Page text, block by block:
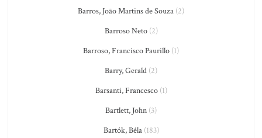
Barros, João Martins de Souza (2)
Barroso Neto(2)
Barroso, Francisco Paurillo (1)
Barry, Gerald (2)
Barsanti, Francesco(1)
Bartlett, John (3)
Bartók, Béla(183)